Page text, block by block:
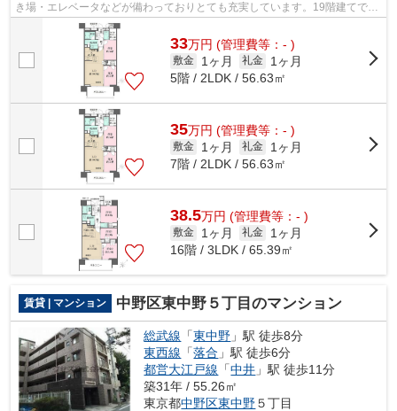
き場・エレベータなどが備わっておりとても充実しています。19階建てで街
並みにも馴染んだ物件です。こちらの物...
33万円 (管理費等：- )
敷金 1ヶ月 礼金
1ヶ月
5階 / 2LDK / 56.63㎡
35万円 (管理費等：- )
敷金 1ヶ月 礼金
1ヶ月
7階 / 2LDK / 56.63㎡
38.5万円 (管理費等：- )
敷金 1ヶ月 礼金
1ヶ月
16階 / 3LDK / 65.39㎡
賃貸 | マンション 中野区東中野５丁目のマンション
総武線 「東中野 」駅 徒歩8分
東西線 「落合 」駅 徒歩6分
都営大江戸線 「中井 」駅 徒歩11分
築31年 / 55.26㎡
東京都中野区東中野５丁目